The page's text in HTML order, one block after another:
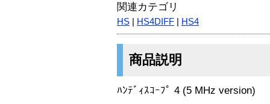
関連カテゴリ
HS HS4DIFF HS4
商品説明
ﾊﾝﾃﾞｨｽｺｰﾌﾟ 4 (5 MHz version)